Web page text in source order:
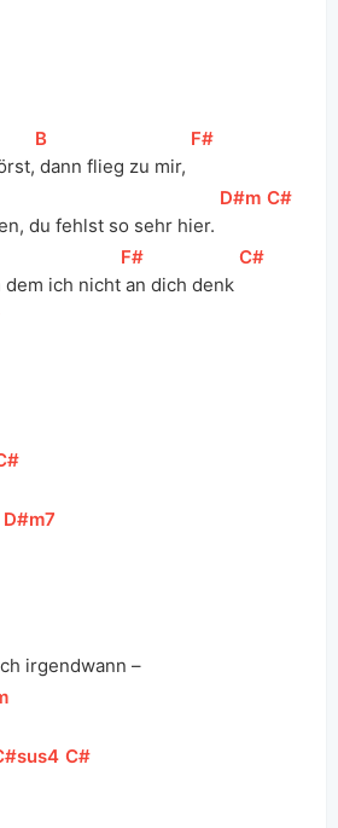
[B
dann flieg zu mir,
[F#
du fehlst so sehr hier.
[D#m ]
[
C#
dem ich nicht
[F#
an dich denk
[
C#
][D#m7
irgendwann –
]
[
C#